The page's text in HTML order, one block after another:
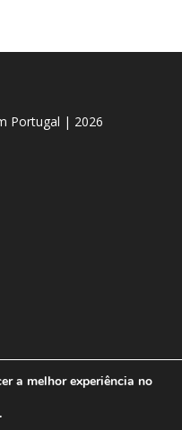
Portugal | 2026
a melhor experiência no
.